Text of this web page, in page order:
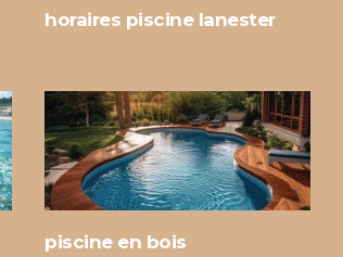
horaires piscine lanester
piscine en bois